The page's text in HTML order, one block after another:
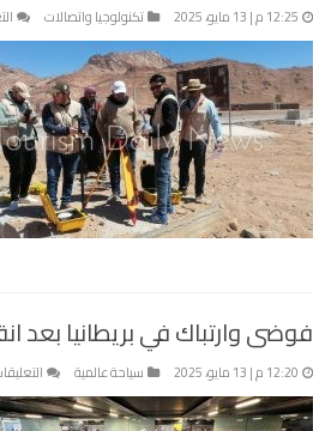
12:25 م | 13 مايو، 2025 تكنولوجيا واتصالات
فوضى وارتباك في بريطانيا بعد
12:20 م | 13 مايو، 2025 سياحة عالمية